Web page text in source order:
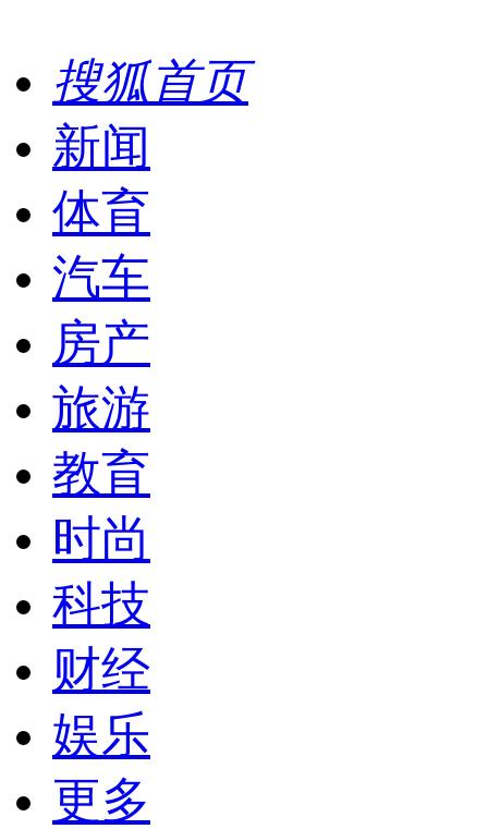
搜狐首页
新闻
体育
汽车
房产
旅游
教育
时尚
科技
财经
娱乐
更多